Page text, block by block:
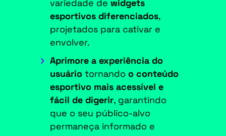
variedade de widgets
esportivos diferenciados,
projetados para cativar e
envolver.
Aprimore a experiência do
usuáriotornando o conteúdo
esportivo mais acessível e
fácil de digerir, garantindo
que o seu público-alvo
permaneça informado e